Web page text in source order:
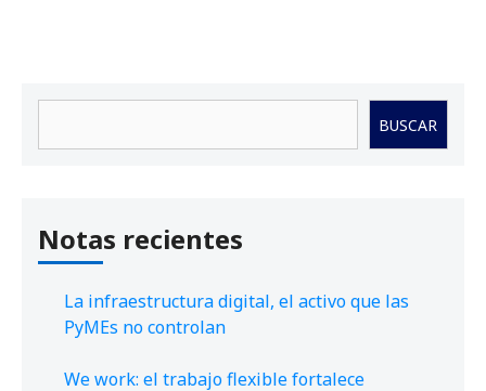
BUSCAR
Notas recientes
La infraestructura digital, el activo que las
PyMEs no controlan
We work: el trabajo flexible fortalece